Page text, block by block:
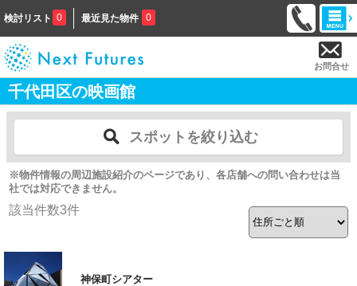
検討リスト 0 最近見た物件 0
お問合せ
千代田区の映画館
スポットを絞り込む
※物件情報の周辺施設紹介のページであり、各店舗への問い合わせは当
社では対応できません。
該当件数3件
神保町シアター